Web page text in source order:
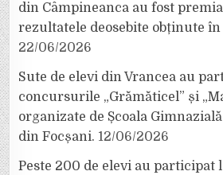
din Câmpineanca au fost
rezultatele deosebite obținute
22/06/2026
Sute de elevi din Vrancea au
concursurile „Grămăticel” și
organizate de Școala
din Focșani. 12/06/2026
Peste 200 de elevi au participat